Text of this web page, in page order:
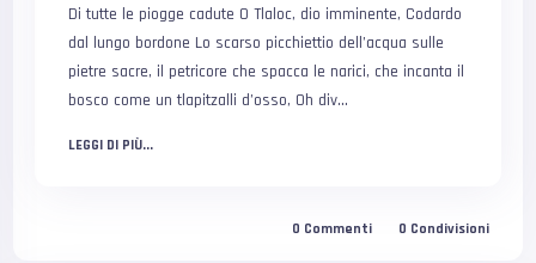
Di tutte le piogge cadute O Tlaloc, dio imminente, Codardo
dal lungo bordone Lo scarso picchiettio dell’acqua sulle
pietre sacre, il petricore che spacca le narici, che incanta il
bosco come un tlapitzalli d’osso, Oh div...
LEGGI DI PIÙ...
0 Commenti 0 Condivisioni